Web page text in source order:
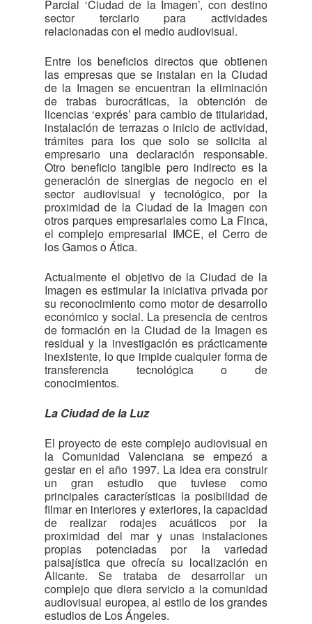
Parcial ‘Ciudad de la Imagen’, con destino
sector terciario para actividades
relacionadas con el medio audiovisual.
Entre los beneficios directos que obtienen
las empresas que se instalan en la Ciudad
de la Imagen se encuentran la eliminación
de trabas burocráticas, la obtención de
licencias ‘exprés’ para cambio de titularidad,
instalación de terrazas o inicio de actividad,
trámites para los que solo se solicita al
empresario una declaración responsable.
Otro beneficio tangible pero indirecto es la
generación de sinergias de negocio en el
sector audiovisual y tecnológico, por la
proximidad de la Ciudad de la Imagen con
otros parques empresariales como La Finca,
el complejo empresarial IMCE, el Cerro de
los Gamos o Ática.
Actualmente el objetivo de la Ciudad de la
Imagen es estimular la iniciativa privada por
su reconocimiento como motor de desarrollo
económico y social. La presencia de centros
de formación en la Ciudad de la Imagen es
residual y la investigación es prácticamente
inexistente, lo que impide cualquier forma de
transferencia tecnológica o de
conocimientos.
La Ciudad de la Luz
El proyecto de este complejo audiovisual en
la Comunidad Valenciana se empezó a
gestar en el año 1997. La idea era construir
un gran estudio que tuviese como
principales características la posibilidad de
filmar en interiores y exteriores, la capacidad
de realizar rodajes acuáticos por la
proximidad del mar y unas instalaciones
propias potenciadas por la variedad
paisajística que ofrecía su localización en
Alicante. Se trataba de desarrollar un
complejo que diera servicio a la comunidad
audiovisual europea, al estilo de los grandes
estudios de Los Ángeles.